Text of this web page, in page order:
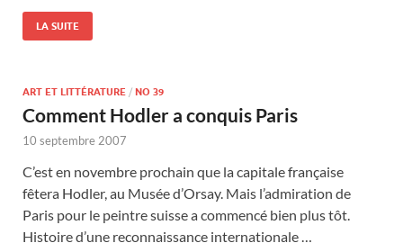
LA SUITE
ART ET LITTÉRATURE / NO 39
Comment Hodler a conquis Paris
10 septembre 2007
C’est en novembre prochain que la capitale française
fêtera Hodler, au Musée d’Orsay. Mais l’admiration de
Paris pour le peintre suisse a commencé bien plus tôt.
Histoire d’une reconnaissance internationale …